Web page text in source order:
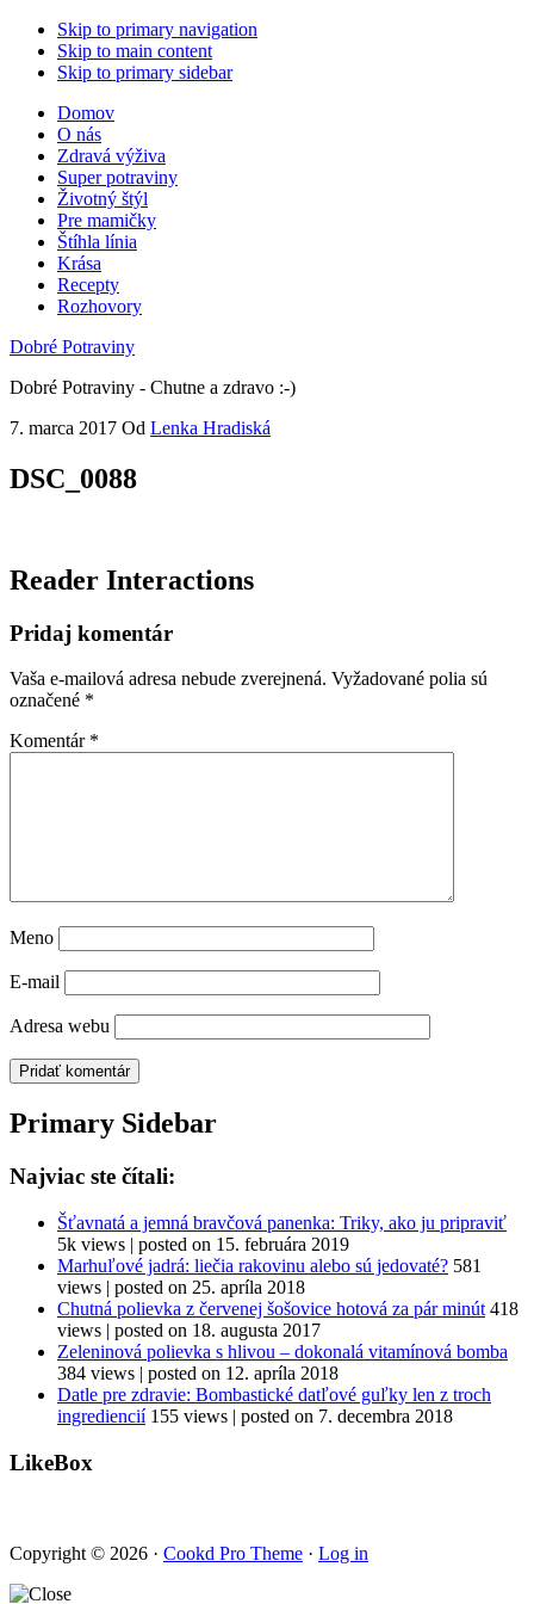
Skip to primary navigation
Skip to main content
Skip to primary sidebar
Domov
O nás
Zdravá výživa
Super potraviny
Životný štýl
Pre mamičky
Štíhla línia
Krása
Recepty
Rozhovory
Dobré Potraviny
Dobré Potraviny - Chutne a zdravo :-)
7. marca 2017 Od Lenka Hradiská
DSC_0088
Reader Interactions
Pridaj komentár
Vaša e-mailová adresa nebude zverejnená. Vyžadované polia sú
označené *
Komentár *
Meno
E-mail
Adresa webu
Primary Sidebar
Najviac ste čítali:
Šťavnatá a jemná bravčová panenka: Triky, ako ju pripraviť
5k views | posted on 15. februára 2019
Marhuľové jadrá: liečia rakovinu alebo sú jedovaté? 581
views | posted on 25. apríla 2018
Chutná polievka z červenej šošovice hotová za pár minút 418
views | posted on 18. augusta 2017
Zeleninová polievka s hlivou – dokonalá vitamínová bomba
384 views | posted on 12. apríla 2018
Datle pre zdravie: Bombastické datľové guľky len z troch
ingrediencií 155 views | posted on 7. decembra 2018
LikeBox
Copyright © 2026 · Cookd Pro Theme · Log in